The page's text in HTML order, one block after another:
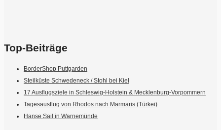
Top-Beiträge
BorderShop Puttgarden
Steilküste Schwedeneck / Stohl bei Kiel
17 Ausflugsziele in Schleswig-Holstein & Mecklenburg-Vorpommern
Tagesausflug von Rhodos nach Marmaris (Türkei)
Hanse Sail in Warnemünde